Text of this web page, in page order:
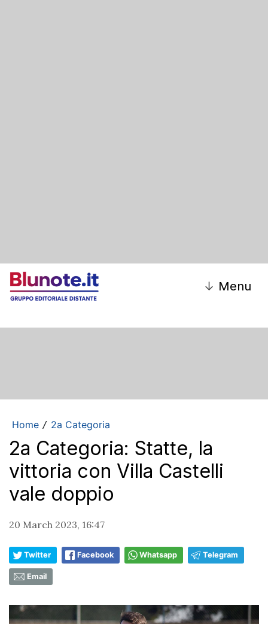
↓ Menu
Home / 2a Categoria
2a Categoria: Statte, la
vittoria con Villa Castelli
vale doppio
20 March 2023, 16:47
Twitter Facebook Whatsapp Telegram
Email